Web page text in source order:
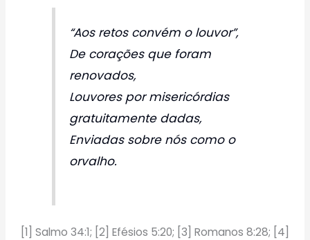
“Aos retos convém o louvor”,
De corações que foram
renovados,
Louvores por misericórdias
gratuitamente dadas,
Enviadas sobre nós como o
orvalho.
[1] Salmo 34:1; [2] Efésios 5:20; [3] Romanos 8:28; [4]